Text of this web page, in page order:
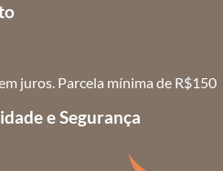
juros. Parcela mínima de R$150
e Segurança